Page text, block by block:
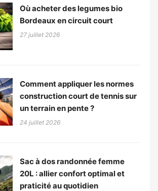
Où acheter des legumes bio
Bordeaux en circuit court
27 juillet 2026
Comment appliquer les normes
construction court de tennis sur
un terrain en pente ?
24 juillet 2026
Sac à dos randonnée femme
20L : allier confort optimal et
praticité au quotidien